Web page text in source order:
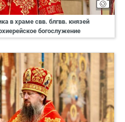
в храме свв. блгвв. князей
богослужение